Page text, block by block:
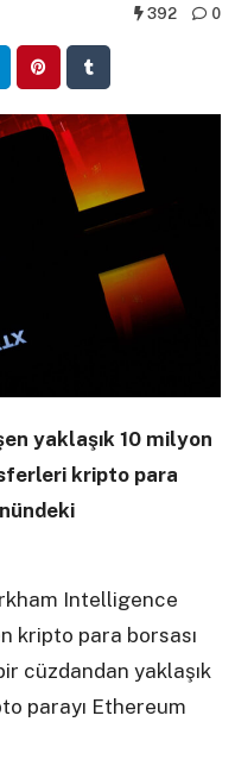
392 0
yaklaşık 10 milyon
kripto para
Intelligence
kripto para borsası
cüzdandan yaklaşık
parayı Ethereum